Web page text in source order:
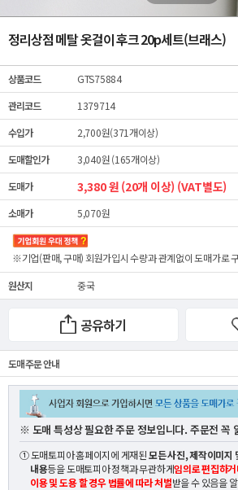
정리상점 메탈 옷걸이 후크 20p세트(브래스)
상품코드
GTS75884
관리코드
1379714
수입가
2,700원(371개이상)
도매할인가
3,040원 (165개이상)
도매가
3,380 원 (20개 이상) (VAT별도)
소매가 5,070원
※기업(판매, 구매) 회원가입시 수량과 관계없이도매가로
원산지 중국
공유하기
도매 주문 안내
※ 도매 특성상 필요한 주문 정보입니다. 주문전 꼭
① 도매토피아 홈페이지에 게재된모든 사진, 제작이미지
내용등을 도매토피아 정책과 무관하게임의로 편집하
이용 및 도용 할 경우 법률에 따라 처벌받을 수 있음을